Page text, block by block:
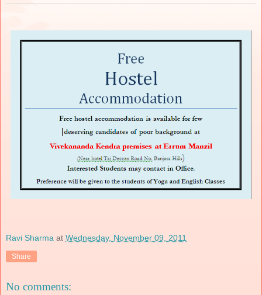
Ravi Sharma at Wednesday, November 09, 2011
Share
No comments: